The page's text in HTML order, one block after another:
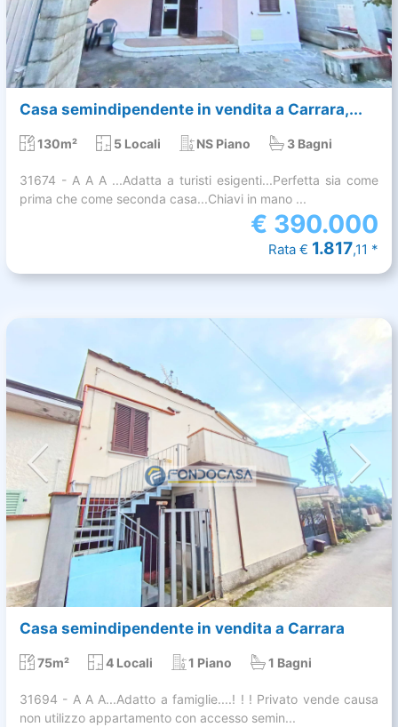
Casa semindipendente in vendita a Carrara,...
130m² 5 Locali NS Piano 3 Bagni
31674 - A A A ...Adatta a turisti esigenti...Perfetta sia come
prima che come seconda casa...Chiavi in mano ...
€ 390.000
Rata € 1.817,11 *
Casa semindipendente in vendita a Carrara
75m² 4 Locali 1 Piano 1 Bagni
31694 - A A A...Adatto a famiglie....! ! ! Privato vende causa
non utilizzo appartamento con accesso semin...